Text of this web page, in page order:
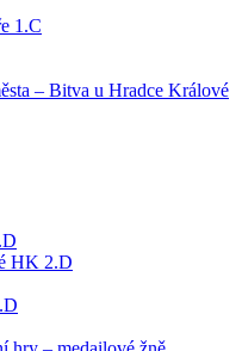
1.C
– Bitva u Hradce Králové
HK 2.D